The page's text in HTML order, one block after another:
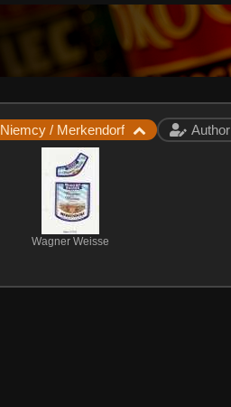
Niemcy / Merkendorf Author
Wagner Weisse